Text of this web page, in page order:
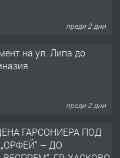
преди 2 дни
на ул. Липа до
преди 2 дни
ГАРСОНИЕРА ПОД
– ДО